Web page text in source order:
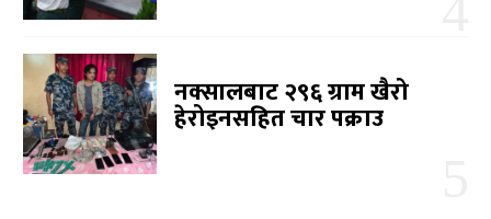
नक्सालबाट २९६ ग्राम खैरो
हेरोइनसहित चार पक्राउ